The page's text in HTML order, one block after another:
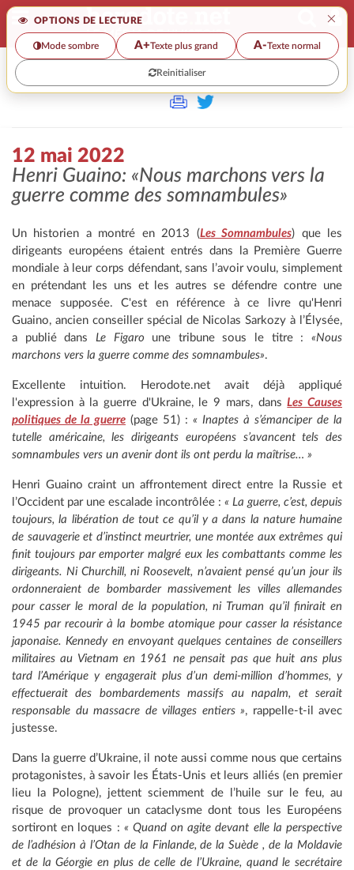
OPTIONS DE LECTURE ×
Mode sombre A+Texte plus grand A-Texte normal
Reinitialiser
>>
12 mai 2022
Henri Guaino: «Nous marchons vers la
guerre comme des somnambules»
Un historien a montré en 2013 (Les Somnambules) que les
dirigeants européens étaient entrés dans la Première Guerre
mondiale à leur corps défendant, sans l’avoir voulu, simplement
en prétendant les uns et les autres se défendre contre une
menace supposée. C'est en référence à ce livre qu'Henri
Guaino, ancien conseiller spécial de Nicolas Sarkozy à l’Élysée,
a publié dans Le Figaroune tribune sous le titre :«Nous
marchons vers la guerre comme des somnambules».
Excellente intuition. Herodote.net avait déjà appliqué
l'expression à la guerre d'Ukraine, le 9 mars, dansLes Causes
politiques de la guerre (page 51) : « Inaptes à s’émanciper de la
tutelle américaine, les dirigeants européens s’avancent tels des
somnambules vers un avenir dont ils ont perdu la maîtrise… »
Henri Guaino craint un affrontement direct entre la Russie et
l’Occident par une escalade incontrôlée : « La guerre, c’est, depuis
toujours, la libération de tout ce qu’il y a dans la nature humaine
de sauvagerie et d’instinct meurtrier, une montée aux extrêmes qui
finit toujours par emporter malgré eux les combattants comme les
dirigeants. Ni Churchill, ni Roosevelt, n’avaient pensé qu’un jour ils
ordonneraient de bombarder massivement les villes allemandes
pour casser le moral de la population, ni Truman qu’il finirait en
1945 par recourir à la bombe atomique pour casser la résistance
japonaise. Kennedy en envoyant quelques centaines de conseillers
militaires au Vietnam en 1961 ne pensait pas que huit ans plus
tard l’Amérique y engagerait plus d’un demi-million d’hommes, y
effectuerait des bombardements massifs au napalm, et serait
responsable du massacre de villages entiers », rappelle-t-il avec
justesse.
Dans la guerre d’Ukraine, il note aussi comme nous que certains
protagonistes, à savoir les États-Unis et leurs alliés (en premier
lieu la Pologne), jettent sciemment de l’huile sur le feu, au
risque de provoquer un cataclysme dont tous les Européens
sortiront en loques : « Quand on agite devant elle la perspective
de l’adhésion à l’Otan de la Finlande, de la Suède , de la Moldavie
et de la Géorgie en plus de celle de l’Ukraine, quand le secrétaire